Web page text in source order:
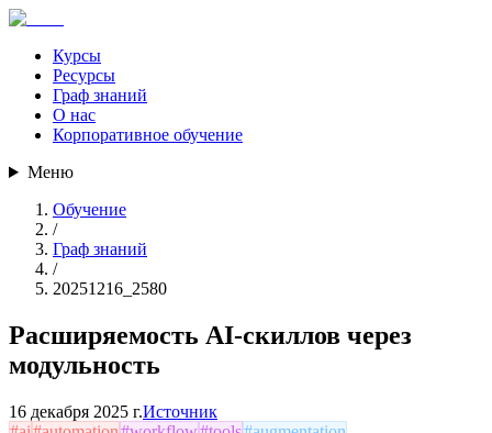
Курсы
Ресурсы
Граф знаний
О нас
Корпоративное обучение
Меню
Обучение
/
Граф знаний
/
20251216_2580
Расширяемость AI-скиллов через
модульность
16 декабря 2025 г.Источник